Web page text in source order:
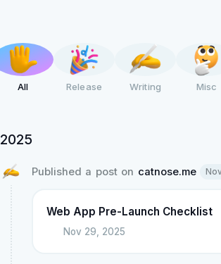
All Release Writing Misc
2025
Published a post on catnose.me
Web App Pre-Launch Checklist
Nov 29, 2025